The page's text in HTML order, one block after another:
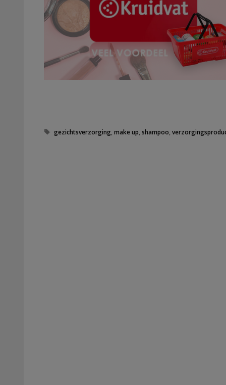
Tags
gezichtsverzorging ,make up ,shampoo ,